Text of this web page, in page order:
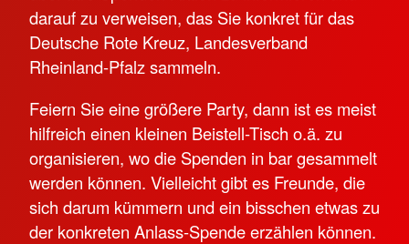
darauf zu verweisen, das Sie konkret für das
Deutsche Rote Kreuz, Landesverband
Rheinland-Pfalz sammeln.
Feiern Sie eine größere Party, dann ist es meist
hilfreich einen kleinen Beistell-Tisch o.ä. zu
organisieren, wo die Spenden in bar gesammelt
werden können. Vielleicht gibt es Freunde, die
sich darum kümmern und ein bisschen etwas zu
der konkreten Anlass-Spende erzählen können.